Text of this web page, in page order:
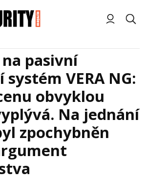
pasivní
systém VERA NG:
obvyklou
Na jednání
zpochybněn